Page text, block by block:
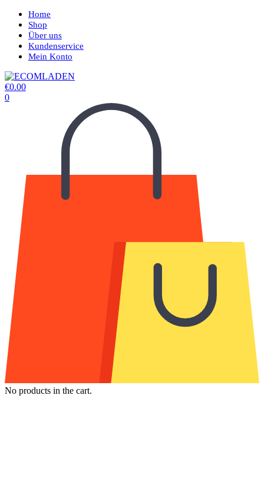
Home
Shop
Über uns
Kundenservice
Mein Konto
€0.00
0
No products in the cart.